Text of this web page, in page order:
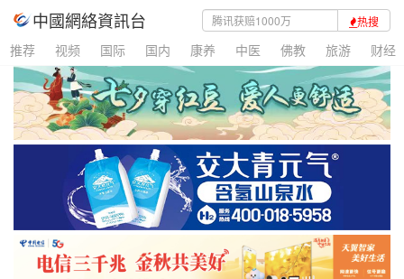
中國網絡資訊台 热搜
推荐 视频 国际 国内 康养 中医 佛教 旅游 财经